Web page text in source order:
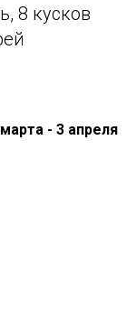
8 кусков
- 3 апреля